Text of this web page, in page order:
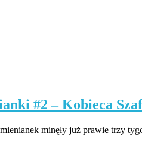
#2 – Kobieca
minęły już prawie trzy